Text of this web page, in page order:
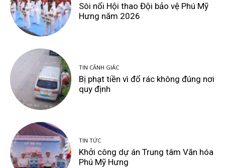
Sôi nổi Hội thao Đội bảo vệ Phú Mỹ
Hưng năm 2026
TIN CẢNH GIÁC
Bị phạt tiền vì đổ rác không đúng nơi
quy định
TIN TỨC
Khởi công dự án Trung tâm Văn hóa
Phú Mỹ Hưng